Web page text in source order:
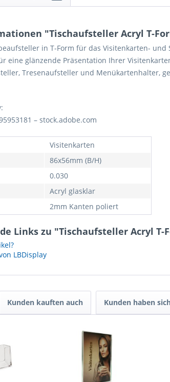
"Tischaufsteller Acryl T-
in T-Form für das Visitenkarten-
eine glänzende Präsentation Ihrer
Tresenaufsteller und Menükartenhalter,
– stock.adobe.com
Visitenkarten
86x56mm (B/H)
0.030
Acryl glasklar
2mm Kanten poliert
Links zu "Tischaufsteller Acryl
LBDisplay
Kunden kauften auch Kunden haben